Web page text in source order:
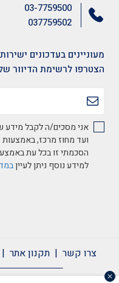
03-7759500
037759502
מעוניינים בעדכונים
הצטרפו לרשימת הדיוור
אני מסכים/ה לקבל מידע
ועד מחוז מרכז,
הסכמתי זו בכל עת
למידע נוסף ניתן לעיין
צרו קשר תקנון אתר
צרו קשר תקנון אתר